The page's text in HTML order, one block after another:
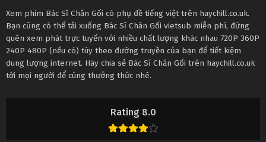
Rating 8.0
Xem phim Bác Sĩ Chăn Gối có phụ đề tiếng việt trên haychill.co.uk.
Bạn cũng có thể tải xuống Bác Sĩ Chăn Gối vietsub miễn phí, đừng
quên xem phát trực tuyến với nhiều chất lượng khác nhau 720P 360P
240P 480P (nếu có) tùy theo đường truyền của bạn để tiết kiệm
dung lượng internet. Hãy chia sẻ Bác Sĩ Chăn Gối trên haychill.co.uk
tới mọi người để cùng thưởng thức nhé.